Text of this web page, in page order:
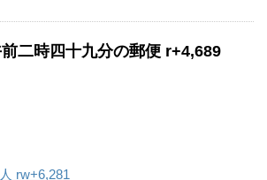
二時四十九分の郵便 r+4,689
rw+6,281